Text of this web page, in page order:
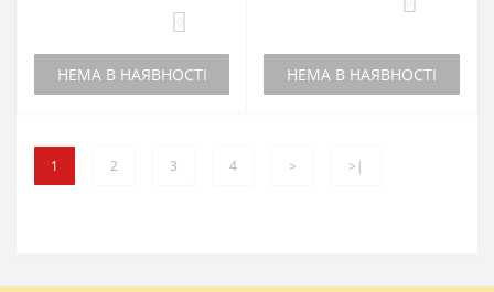
НЕМА В НАЯВНОСТІ НЕМА В НАЯВНОСТІ
1 2 3 4 > >|